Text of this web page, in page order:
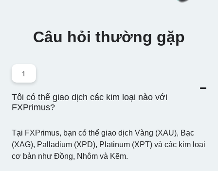
Câu hỏi thường gặp
1
Tôi có thể giao dịch các kim loại nào với
FXPrimus?
Tại FXPrimus, bạn có thể giao dịch Vàng (XAU), Bạc
(XAG), Palladium (XPD), Platinum (XPT) và các kim loại
cơ bản như Đồng, Nhôm và Kẽm.